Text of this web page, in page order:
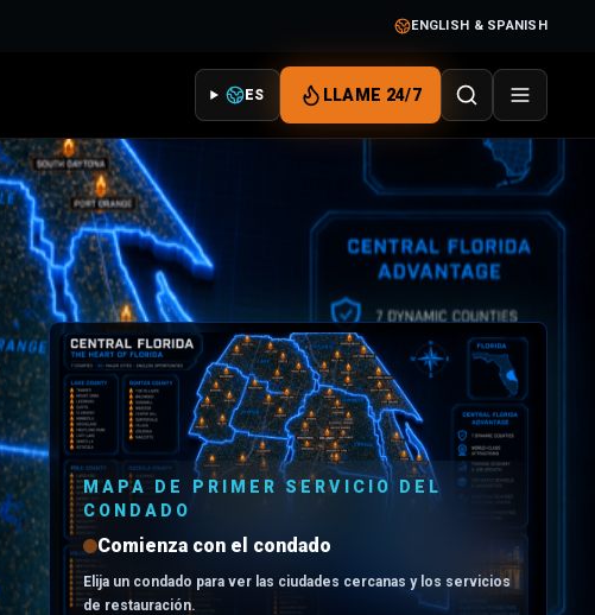
ENGLISH & SPANISH
ES LLAME 24/7
MAPA DE PRIMER SERVICIO DEL
CONDADO
Comienza con el condado
Elija un condado para ver las ciudades cercanas y los servicios
de restauración.